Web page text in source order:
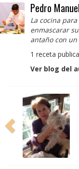
Pedro
La cocina
enmascarar
antaño con
1 receta
Ver blog del